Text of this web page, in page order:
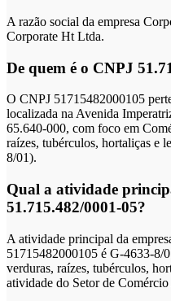
A razão social da empresa
Corporate Ht Ltda.
De quem é o CNPJ
O CNPJ 51715482000105
localizada na Avenida
65.640-000, com foco em
raízes, tubérculos, hortaliças e
8/01).
Qual a atividade
51.715.482/0001-05?
A atividade principal da
51715482000105 é G-4633-8/
verduras, raízes, tubérculos,
atividade do Setor de Comércio